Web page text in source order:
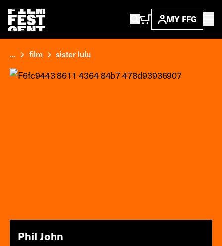
MY FFG
... film sister lulu
Phil John